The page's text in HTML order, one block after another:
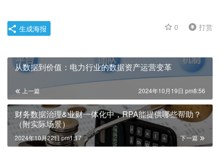
0 打赏
生成海报
从数据到价值：电力行业的数据资产运营变革
上一篇 2024年10月19日 pm8:56
财务数据治理&业财一体化中，RPA能提供哪些帮助？
（附实际场景）
下一篇
2024年10月22日 pm1:17